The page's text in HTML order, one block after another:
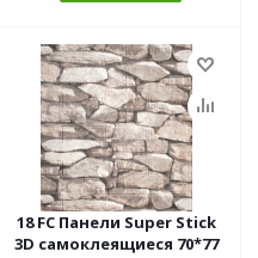
18 FC Панели Super Stick
3D самоклеящиеся 70*77